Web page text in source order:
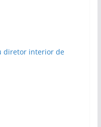
diretor interior de